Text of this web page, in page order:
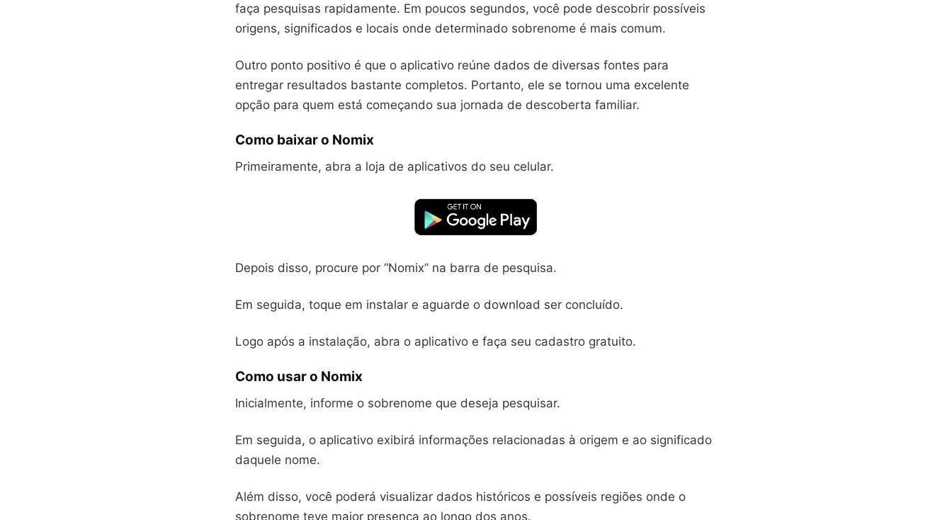
faça pesquisas rapidamente. Em poucos segundos, você pode descobrir possíveis
origens, significados e locais onde determinado sobrenome é mais comum.
Outro ponto positivo é que o aplicativo reúne dados de diversas fontes para
entregar resultados bastante completos. Portanto, ele se tornou uma excelente
opção para quem está começando sua jornada de descoberta familiar.
Como baixar o Nomix
Primeiramente, abra a loja de aplicativos do seu celular.
Depois disso, procure por “Nomix” na barra de pesquisa.
Em seguida, toque em instalar e aguarde o download ser concluído.
Logo após a instalação, abra o aplicativo e faça seu cadastro gratuito.
Como usar o Nomix
Inicialmente, informe o sobrenome que deseja pesquisar.
Em seguida, o aplicativo exibirá informações relacionadas à origem e ao significado
daquele nome.
Além disso, você poderá visualizar dados históricos e possíveis regiões onde o
sobrenome teve maior presença ao longo dos anos.